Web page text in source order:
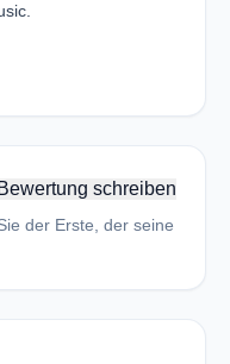
Bewertung schreiben
der Erste, der seine